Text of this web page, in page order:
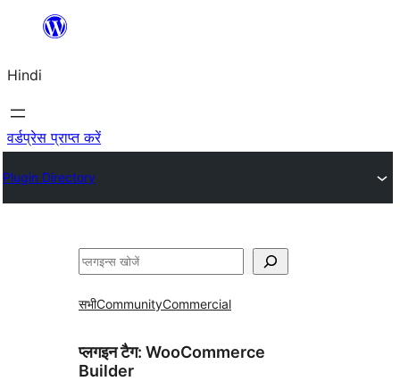
सामग्री
जाएं
Hindi
वर्डप्रेस प्राप्त करें
Plugin Directory
खोजें
सभीCommunityCommercial
प्लगइन टैग: WooCommerce
Builder